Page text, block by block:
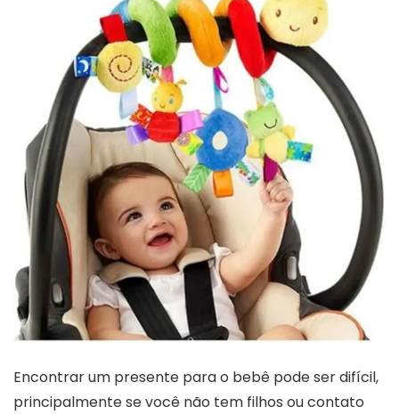
Encontrar um presente para o bebê pode ser difícil,
principalmente se você não tem filhos ou contato